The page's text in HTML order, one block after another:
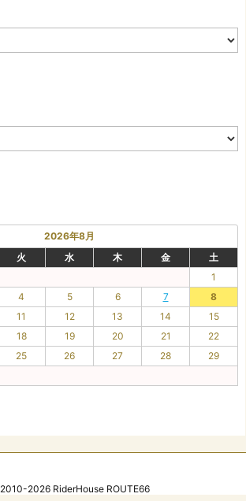
2026年8月
火 水 木 金
土
1
4 5 6 7
8
11 12 13 14
15
18 19 20 21
22
25 26 27 28
29
2010-2026 RiderHouse ROUTE66